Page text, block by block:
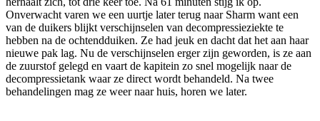
Onverwacht varen we een uurtje later terug naar Sharm want een
van de duikers blijkt verschijnselen van decompressieziekte te
hebben na de ochtendduiken. Ze had jeuk en dacht dat het aan haar
nieuwe pak lag. Nu de verschijnselen erger zijn geworden, is ze aan
de zuurstof gelegd en vaart de kapitein zo snel mogelijk naar de
decompressietank waar ze direct wordt behandeld. Na twee
behandelingen mag ze weer naar huis, horen we later.